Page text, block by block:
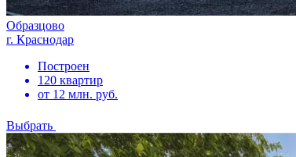
Образцово
г. Краснодар
Построен
120 квартир
от 12 млн. руб.
Выбрать